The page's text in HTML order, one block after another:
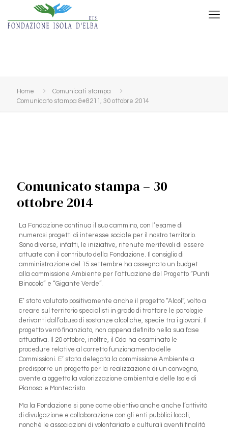
Home
Comunicati stampa
Comunicato stampa &#8211; 30 ottobre 2014
Comunicato stampa – 30
ottobre 2014
La Fondazione continua il suo cammino, con l’esame di
numerosi progetti di interesse sociale per il nostro territorio.
Sono diverse, infatti, le iniziative, ritenute meritevoli di essere
attuate con il contributo della Fondazione. Il consiglio di
amministrazione del 15 settembre ha assegnato un budget
alla commissione Ambiente per l’attuazione del Progetto “Punti
Binocolo” e “Gigante Verde”.
E’ stato valutato positivamente anche il progetto “Alcol”, volto a
creare sul territorio specialisti in grado di trattare le patologie
derivanti dall’abuso di sostanze alcoliche, specie tra i giovani. Il
progetto verrò finanziato, non appena definito nella sua fase
attuativa. Il 20 ottobre, inoltre, il Cda ha esaminato le
procedure relative al corretto funzionamento delle
Commissioni. E’ stata delegata la commissione Ambiente a
predisporre un progetto per la realizzazione di un convegno,
avente a oggetto la valorizzazione ambientale delle Isole di
Pianosa e Montecristo.
Ma la Fondazione si pone come obiettivo anche anche l’attività
di divulgazione e collaborazione con gli enti pubblici locali,
nonché le associazioni di volontariato e culturali aventi finalità